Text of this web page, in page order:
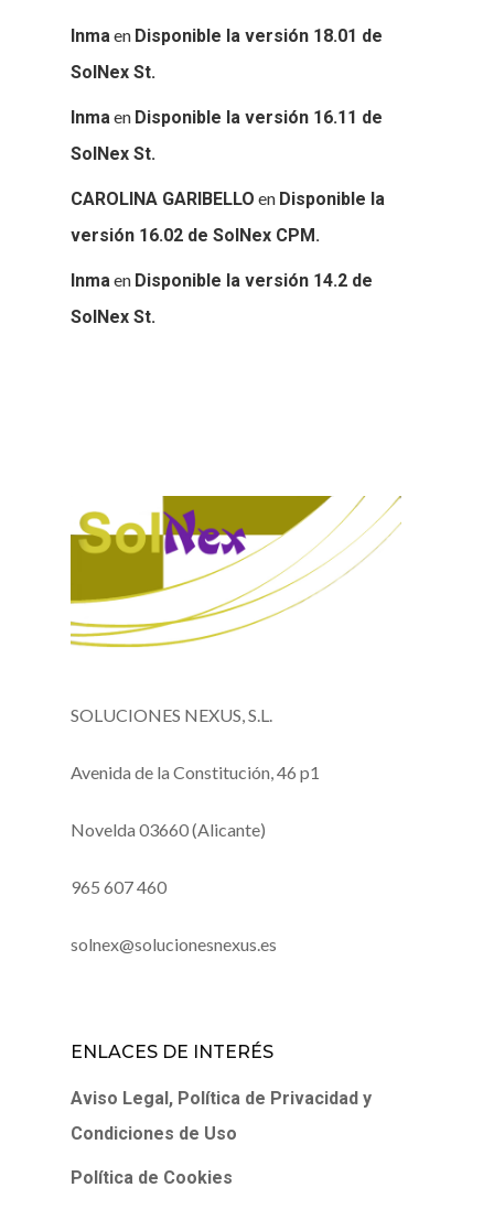
Inmaen Disponible la versión 18.01 de
SolNex St.
Inmaen Disponible la versión 16.11 de
SolNex St.
CAROLINA GARIBELLO en Disponible la
versión 16.02 de SolNex CPM.
Inmaen Disponible la versión 14.2 de
SolNex St.
SOLUCIONES NEXUS, S.L.
Avenida de la Constitución, 46 p1
Novelda 03660 (Alicante)
965 607 460
solnex@solucionesnexus.es
ENLACES DE INTERÉS
Aviso Legal, Política de Privacidad y
Condiciones de Uso
Política de Cookies